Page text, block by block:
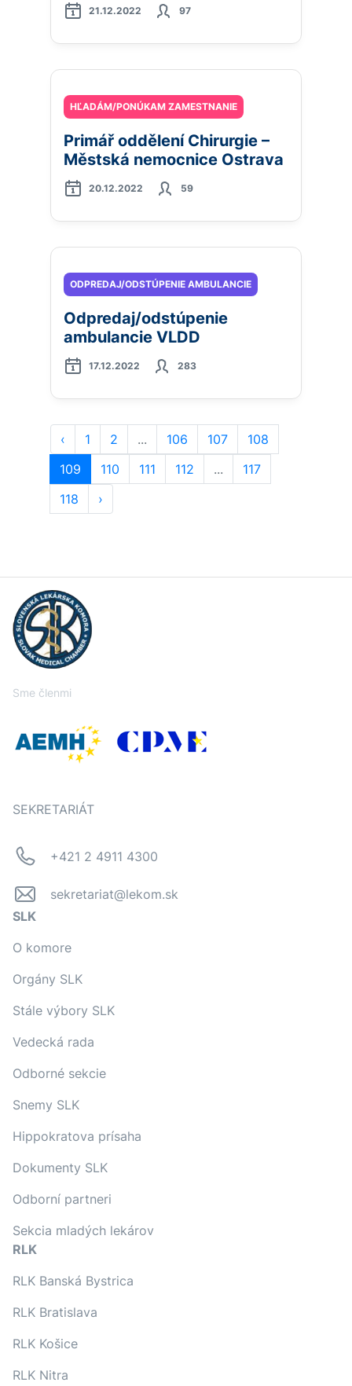
21.12.2022 97
HĽADÁM/PONÚKAM ZAMESTNANIE
Primář oddělení Chirurgie –
Městská nemocnice Ostrava
20.12.2022 59
ODPREDAJ/ODSTÚPENIE AMBULANCIE
Odpredaj/odstúpenie
ambulancie VLDD
17.12.2022 283
‹ 1 2 ... 106 107
108
109
110 111 112 ...
117
118
›
Sme členmi
SEKRETARIÁT
+421 2 4911 4300
sekretariat@lekom.sk
SLK
O komore
Orgány SLK
Stále výbory SLK
Vedecká rada
Odborné sekcie
Snemy SLK
Hippokratova prísaha
Dokumenty SLK
Odborní partneri
Sekcia mladých lekárov
RLK
RLK Banská Bystrica
RLK Bratislava
RLK Košice
RLK Nitra